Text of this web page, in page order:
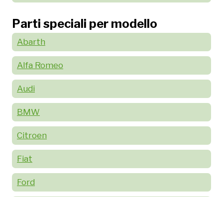
Parti speciali per modello
Abarth
Alfa Romeo
Audi
BMW
Citroen
Fiat
Ford